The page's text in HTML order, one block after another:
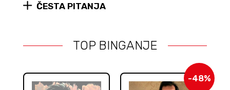
ČESTA PITANJA
TOP BINGANJE
-48%